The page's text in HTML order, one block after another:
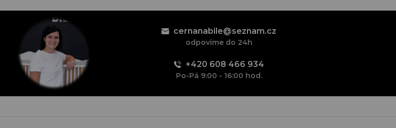
cernanabile@seznam.cz
odpovíme do 24h
+420 608 466 934
Po-Pá 9:00 - 16:00 hod.